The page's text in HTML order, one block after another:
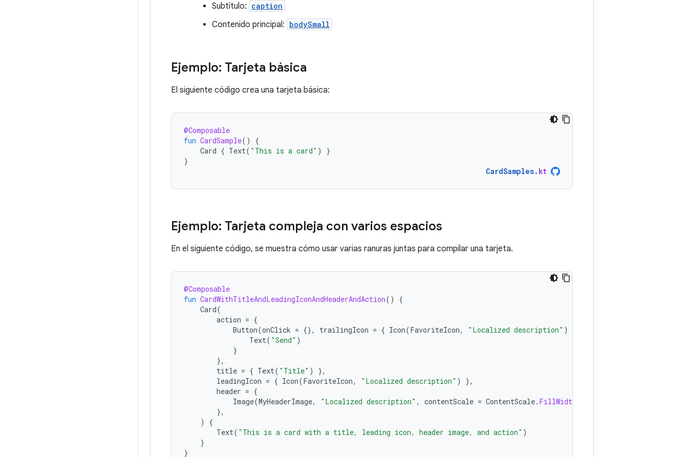
Subtítulo: caption
Contenido principal: bodySmall
Ejemplo: Tarjeta básica
El siguiente código crea una tarjeta básica:
@Composable
fun CardSample()
{
Card { Text( "This is a card" )
}
}
CardSamples. kt
Ejemplo: Tarjeta compleja con varios espacios
En el siguiente código, se muestra cómo usar varias ranuras juntas para compilar una tarjeta.
@Composable
fun CardWithTitleAndLeadingIconAndHeaderAndAction()
{
Card(
action = {
Button(onClick = {}, trailingIcon = { Icon(FavoriteIcon, "Localized description" )
Text( "Send" )
}
},
title = { Text( "Title" )
},
leadingIcon = { Icon(FavoriteIcon, "Localized description" )
},
header = {
Image(MyHeaderImage, "Localized description" , contentScale = ContentScale. FillWidth
},
)
{
Text( "This is a card with a title, leading icon, header image, and action" )
}
}